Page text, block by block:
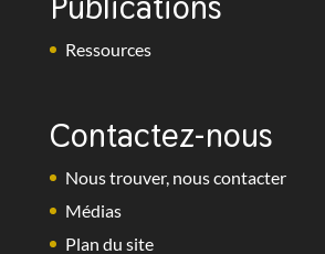
Ressources
Contactez-nous
Nous trouver, nous contacter
Médias
Plan du site